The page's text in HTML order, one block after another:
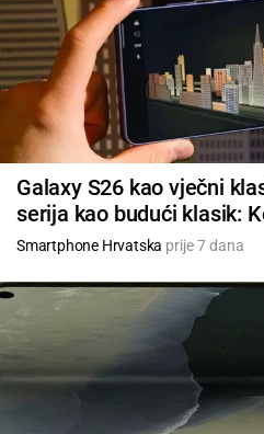
Galaxy S26 kao vječni
serija kao budući klasik:
Smartphone Hrvatska prije 7 dana